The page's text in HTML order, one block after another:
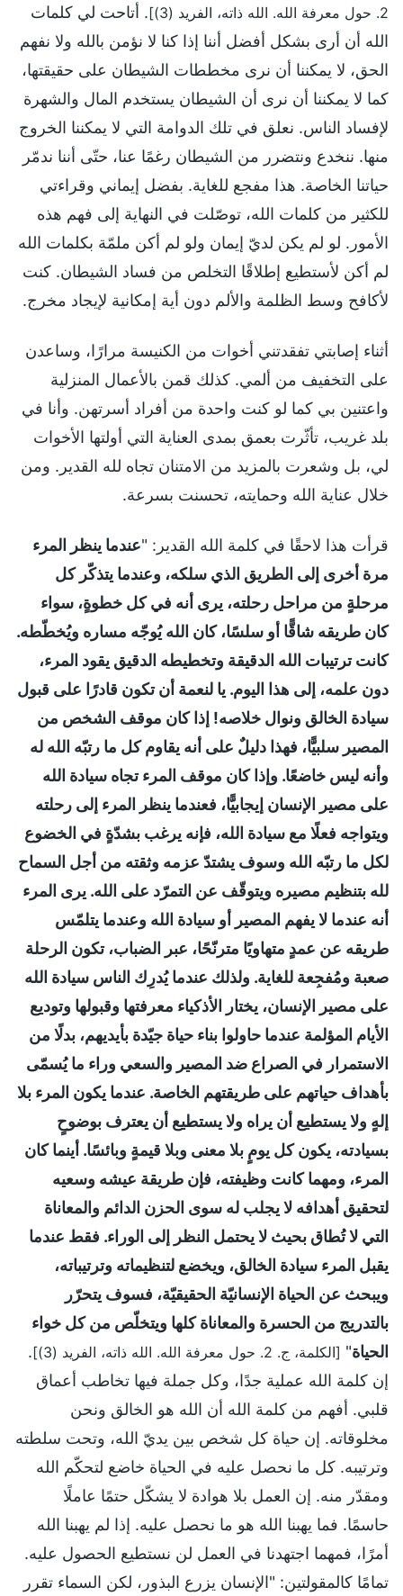
2. حول معرفة الله. الله ذاته، الفريد (3)]
. أتاحت لي كلمات
الله أن أرى بشكل أفضل أننا إذا كنا لا نؤمن بالله ولا نفهم
الحق، لا يمكننا أن نرى مخططات الشيطان على حقيقتها،
كما لا يمكننا أن نرى أن الشيطان يستخدم المال والشهرة
لإفساد الناس. نعلق في تلك الدوامة التي لا يمكننا الخروج
منها. ننخدع ونتضرر من الشيطان رغمًا عنا، حتّى أننا ندمّر
حياتنا الخاصة. هذا مفجع للغاية. بفضل إيماني وقراءتي
للكثير من كلمات الله، توصّلت في النهاية إلى فهم هذه
الأمور. لو لم يكن لديّ إيمان ولو لم أكن ملمّة بكلمات الله
لم أكن لأستطيع إطلاقًا التخلص من فساد الشيطان. كنت
لأكافح وسط الظلمة والألم دون أية إمكانية لإيجاد مخرج.
أثناء إصابتي تفقدتني أخوات من الكنيسة مرارًا، وساعدن
على التخفيف من ألمي. كذلك قمن بالأعمال المنزلية
واعتنين بي كما لو كنت واحدة من أفراد أسرتهن. وأنا في
بلد غريب، تأثّرت بعمق بمدى العناية التي أولتها الأخوات
لي، بل وشعرت بالمزيد من الامتنان تجاه لله القدير. ومن
خلال عناية الله وحمايته، تحسنت بسرعة.
قرأت هذا لاحقًا في كلمة الله القدير: "عندما ينظر المرء
مرة أخرى إلى الطريق الذي سلكه، وعندما يتذكّر كل
مرحلةٍ من مراحل رحلته، يرى أنه في كل خطوةٍ، سواء
كان طريقه شاقًّا أو سلسًا، كان الله يُوجّه مساره ويُخطّطه.
كانت ترتيبات الله الدقيقة وتخطيطه الدقيق يقود المرء،
دون علمه، إلى هذا اليوم. يا لنعمة أن تكون قادرًا على قبول
سيادة الخالق ونوال خلاصه! إذا كان موقف الشخص من
المصير سلبيًّا، فهذا دليلٌ على أنه يقاوم كل ما رتبّه الله له
وأنه ليس خاضعًا. وإذا كان موقف المرء تجاه سيادة الله
على مصير الإنسان إيجابيًّا، فعندما ينظر المرء إلى رحلته
ويتواجه فعلًا مع سيادة الله، فإنه يرغب بشدّةٍ في الخضوع
لكل ما رتبّه الله وسوف يشتدّ عزمه وثقته من أجل السماح
لله بتنظيم مصيره ويتوقّف عن التمرّد على الله. يرى المرء
أنه عندما لا يفهم المصير أو سيادة الله وعندما يتلمّس
طريقه عن عمدٍ متهاويًا مترنّحًا، عبر الضباب، تكون الرحلة
صعبة ومُفجِعة للغاية. ولذلك عندما يُدرِك الناس سيادة الله
على مصير الإنسان، يختار الأذكياء معرفتها وقبولها وتوديع
الأيام المؤلمة عندما حاولوا بناء حياة جيّدة بأيديهم، بدلًا من
الاستمرار في الصراع ضد المصير والسعي وراء ما يُسمّى
بأهداف حياتهم على طريقتهم الخاصة. عندما يكون المرء بلا
إلهٍ ولا يستطيع أن يراه ولا يستطيع أن يعترف بوضوحٍ
بسيادته، يكون كل يومٍ بلا معنى وبلا قيمةٍ وبائسًا. أينما كان
المرء، ومهما كانت وظيفته، فإن طريقة عيشه وسعيه
لتحقيق أهدافه لا يجلب له سوى الحزن الدائم والمعاناة
التي لا تُطاق بحيث لا يحتمل النظر إلى الوراء. فقط عندما
يقبل المرء سيادة الخالق، ويخضع لتنظيماته وترتيباته،
ويبحث عن الحياة الإنسانيّة الحقيقيّة، فسوف يتحرّر
بالتدريج من الحسرة والمعاناة كلها ويتخلّص من كل خواء
الحياة" [الكلمة، ج. 2. حول معرفة الله. الله ذاته، الفريد (3)]
.
إن كلمة الله عملية جدًا، وكل جملة فيها تخاطب أعماق
قلبي. أفهم من كلمة الله أن الله هو الخالق ونحن
مخلوقاته. إن حياة كل شخص بين يديّ الله، وتحت سلطته
وترتيبه. كل ما نحصل عليه في الحياة خاضع لتحكّم الله
ومقدّر منه. إن العمل بلا هوادة لا يشكّل حتمًا عاملًا
حاسمًا. فما يهبنا الله هو ما نحصل عليه. إذا لم يهبنا الله
أمرًا، فمهما اجتهدنا في العمل لن نستطيع الحصول عليه.
تمامًا كالمقولتين: "الإنسان يزرع البذور، لكن السماء تقرر